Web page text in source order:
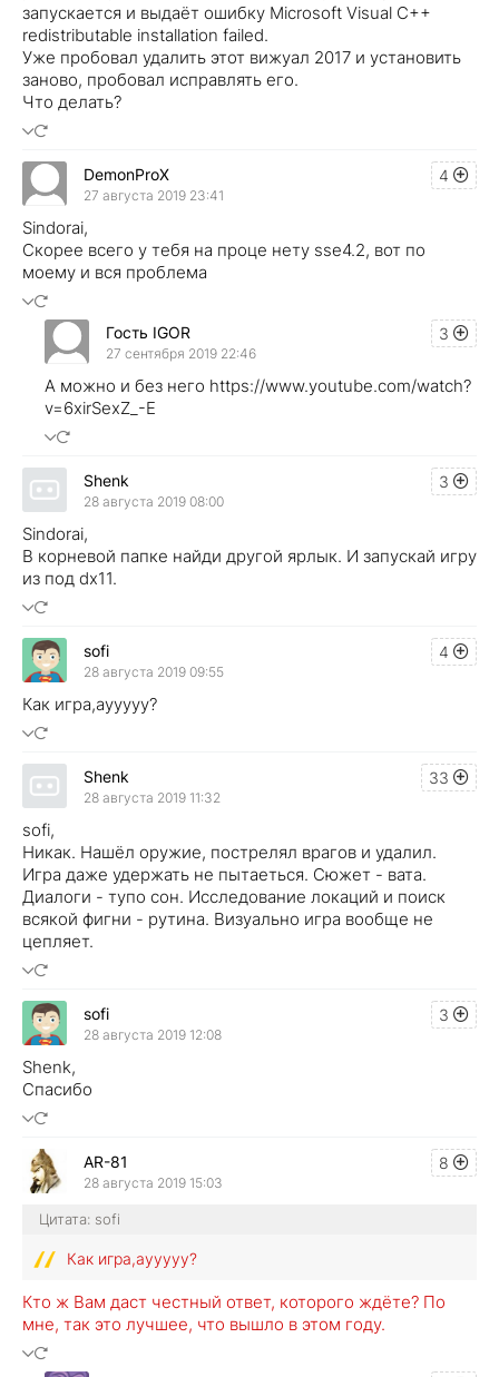
запускается и выдаёт ошибку Microsoft Visual C++
redistributable installation failed.
Уже пробовал удалить этот вижуал 2017 и установить
заново, пробовал исправлять его.
Что делать?
4
DemonProX
27 августа 2019 23:41
Sindorai,
Скорее всего у тебя на проце нету sse4.2, вот по
моему и вся проблема
3
Гость IGOR
27 сентября 2019 22:46
А можно и без него https://www.youtube.com/watch?
v=6xirSexZ_-E
3
Shenk
28 августа 2019 08:00
Sindorai,
В корневой папке найди другой ярлык. И запускай игру
из под dx11.
4
sofi
28 августа 2019 09:55
Как игра,аууууу?
33
Shenk
28 августа 2019 11:32
sofi,
Никак. Нашёл оружие, пострелял врагов и удалил.
Игра даже удержать не пытаеться. Сюжет - вата.
Диалоги - тупо сон. Исследование локаций и поиск
всякой фигни - рутина. Визуально игра вообще не
цепляет.
3
sofi
28 августа 2019 12:08
Shenk,
Спасибо
8
AR-81
28 августа 2019 15:03
Цитата: sofi
Как игра,аууууу?
Кто ж Вам даст честный ответ, которого ждёте? По
мне, так это лучшее, что вышло в этом году.